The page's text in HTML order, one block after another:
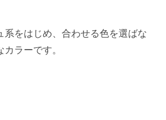
系をはじめ、合わせる色を選ばな
ラーです。